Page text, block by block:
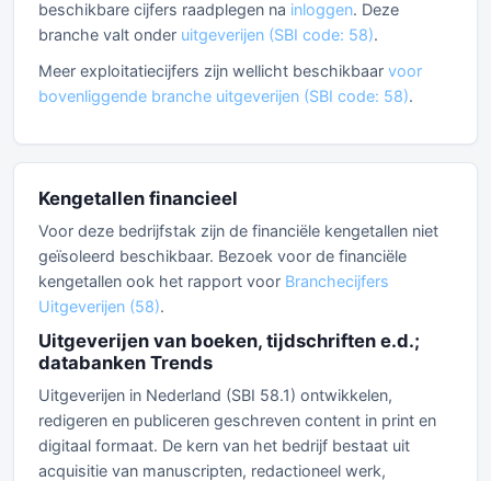
beschikbare cijfers raadplegen na inloggen. Deze
branche valt onder uitgeverijen (SBI code: 58).
Meer exploitatiecijfers zijn wellicht beschikbaar voor
bovenliggende branche uitgeverijen (SBI code: 58).
Kengetallen financieel
Voor deze bedrijfstak zijn de financiële kengetallen niet
geïsoleerd beschikbaar. Bezoek voor de financiële
kengetallen ook het rapport voor Branchecijfers
Uitgeverijen (58).
Uitgeverijen van boeken, tijdschriften e.d.;
databanken Trends
Uitgeverijen in Nederland (SBI 58.1) ontwikkelen,
redigeren en publiceren geschreven content in print en
digitaal formaat. De kern van het bedrijf bestaat uit
acquisitie van manuscripten, redactioneel werk,